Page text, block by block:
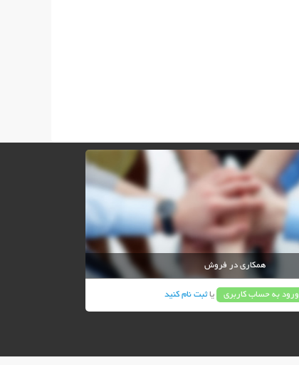
همکاری در فروش
ورود به حساب کاربری یاثبت نام کنید